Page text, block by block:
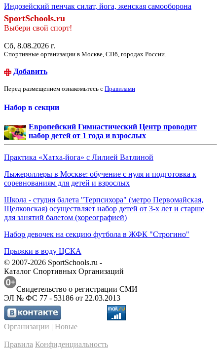
Индозейский пенчак силат, йога, женская самооборона
SportSchools.ru
Выбери свой спорт!
Сб, 8.08.2026 г.
Спортивные организации в Москве, СПб, городах России.
Добавить
Перед размещением ознакомьтесь с Правилами
Набор в секции
Европейский Гимнастический Центр проводит
набор детей от 1 года и взрослых
Практика «Хатха-йога» с Лилией Ватлиной
Лыжероллеры в Москве: обучение с нуля и подготовка к
соревнованиям для детей и взрослых
Школа - студия балета "Терпсихора" (метро Первомайская,
Щелковская) осуществляет набор детей от 3-х лет и старше
для занятий балетом (хореографией)
Набор девочек на секцию футбола в ЖФК "Строгино"
Прыжки в воду ЦСКА
© 2007-2026 SportSchools.ru -
Каталог Спортивных Организаций
Свидетельство о регистрации СМИ
ЭЛ № ФС 77 - 53186 от 22.03.2013
Организации | Новые
Правила Конфиденциальность